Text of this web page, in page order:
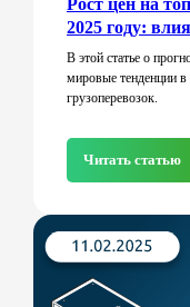
Рост цен на
2025 году:
В этой статье о
мировые тенденции
грузоперевозок.
Читать статью